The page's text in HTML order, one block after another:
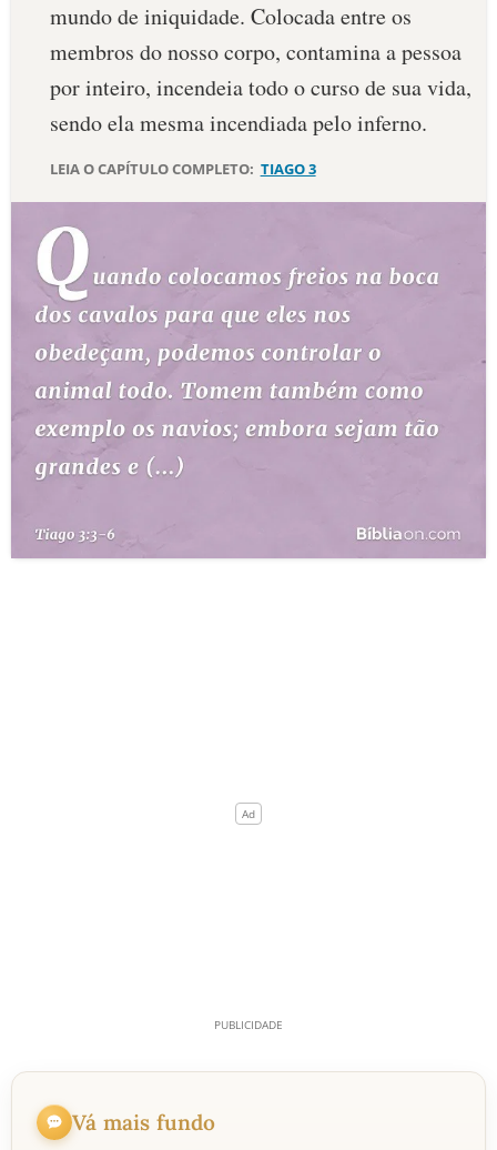
JOGOS
QUEM SOMOS
mundo de iniquidade. Colocada entre os
membros do nosso corpo, contamina a pessoa
por inteiro, incendeia todo o curso de sua vida,
sendo ela mesma incendiada pelo inferno.
LEIA O CAPÍTULO COMPLETO: TIAGO 3
Vá mais fundo